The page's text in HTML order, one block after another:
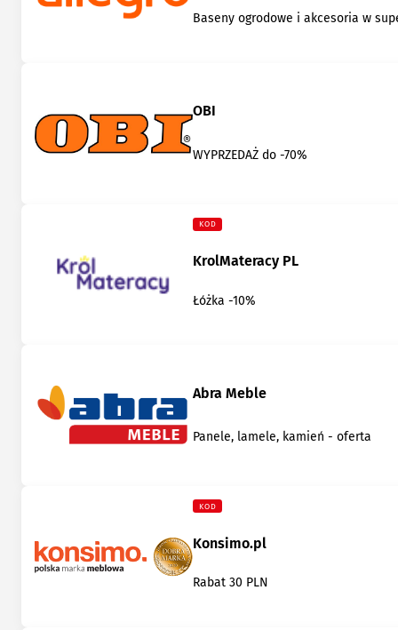
Baseny ogrodowe i akcesoria w
OBI
WYPRZEDAŻ do -70%
KOD
KrolMateracy PL
Łóżka -10%
Abra Meble
Panele, lamele, kamień - oferta
KOD
Konsimo.pl
Rabat 30 PLN